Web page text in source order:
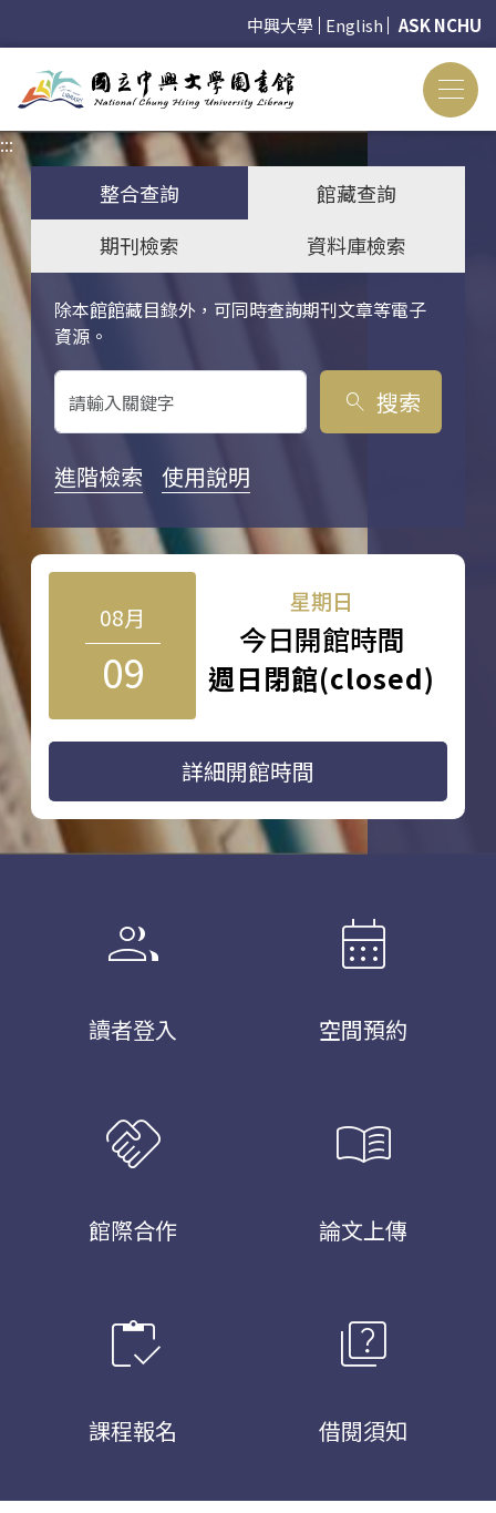
中興大學 English ASK NCHU
:::
整合查詢
館藏查詢
期刊檢索
資料庫檢索
除本館館藏目錄外，可同時查詢期刊文章等電子
資源。
關鍵字搜尋
search 搜索
進階檢索 使用說明
08月
09
星期日
今日開館時間
週日閉館(closed)
詳細開館時間
group
讀者登入
calendar_month
空間預約
handshake
館際合作
menu_book
論文上傳
inventory
課程報名
quiz
借閱須知